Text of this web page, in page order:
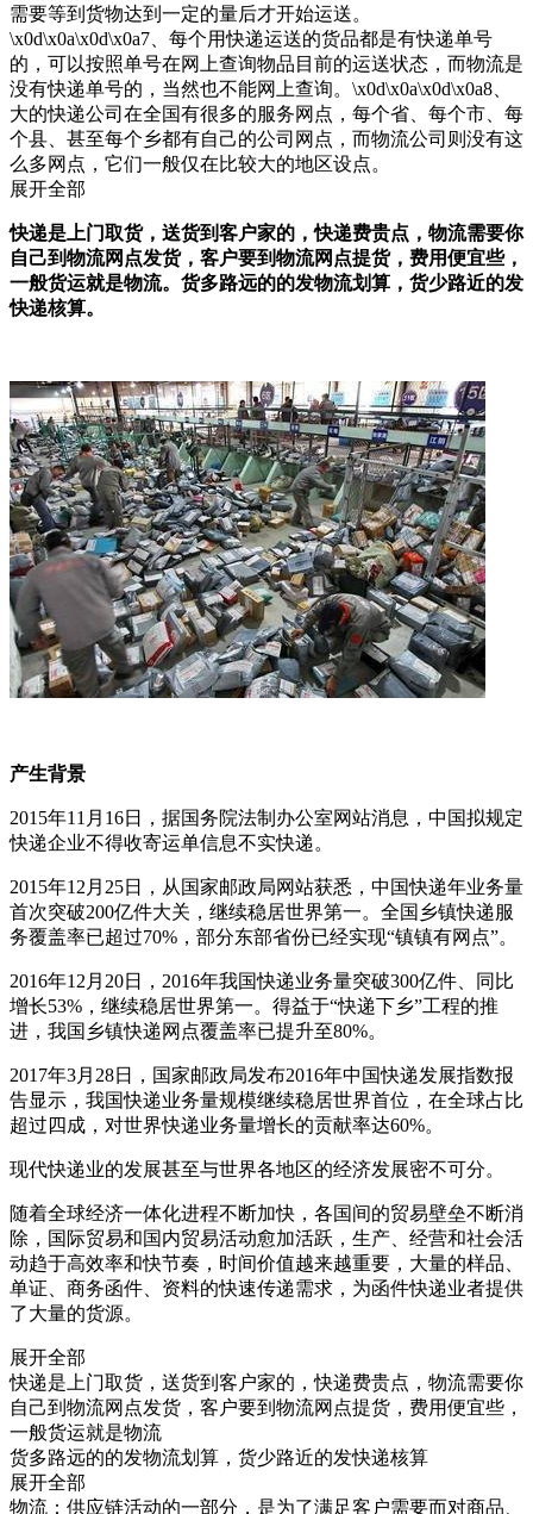
需要等到货物达到一定的量后才开始运送。
\x0d\x0a\x0d\x0a7、每个用快递运送的货品都是有快递单号
的，可以按照单号在网上查询物品目前的运送状态，而物流是
没有快递单号的，当然也不能网上查询。\x0d\x0a\x0d\x0a8、
大的快递公司在全国有很多的服务网点，每个省、每个市、每
个县、甚至每个乡都有自己的公司网点，而物流公司则没有这
么多网点，它们一般仅在比较大的地区设点。
展开全部
快递是上门取货，送货到客户家的，快递费贵点，物流需要你
自己到物流网点发货，客户要到物流网点提货，费用便宜些，
一般货运就是物流。货多路远的的发物流划算，货少路近的发
快递核算。
产生背景
2015年11月16日，据国务院法制办公室网站消息，中国拟规定
快递企业不得收寄运单信息不实快递。
2015年12月25日，从国家邮政局网站获悉，中国快递年业务量
首次突破200亿件大关，继续稳居世界第一。全国乡镇快递服
务覆盖率已超过70%，部分东部省份已经实现“镇镇有网点”。
2016年12月20日，2016年我国快递业务量突破300亿件、同比
增长53%，继续稳居世界第一。得益于“快递下乡”工程的推
进，我国乡镇快递网点覆盖率已提升至80%。
2017年3月28日，国家邮政局发布2016年中国快递发展指数报
告显示，我国快递业务量规模继续稳居世界首位，在全球占比
超过四成，对世界快递业务量增长的贡献率达60%。
现代快递业的发展甚至与世界各地区的经济发展密不可分。
随着全球经济一体化进程不断加快，各国间的贸易壁垒不断消
除，国际贸易和国内贸易活动愈加活跃，生产、经营和社会活
动趋于高效率和快节奏，时间价值越来越重要，大量的样品、
单证、商务函件、资料的快速传递需求，为函件快递业者提供
了大量的货源。
展开全部
快递是上门取货，送货到客户家的，快递费贵点，物流需要你
自己到物流网点发货，客户要到物流网点提货，费用便宜些，
一般货运就是物流
货多路远的的发物流划算，货少路近的发快递核算
展开全部
物流：供应链活动的一部分，是为了满足客户需要而对商品、